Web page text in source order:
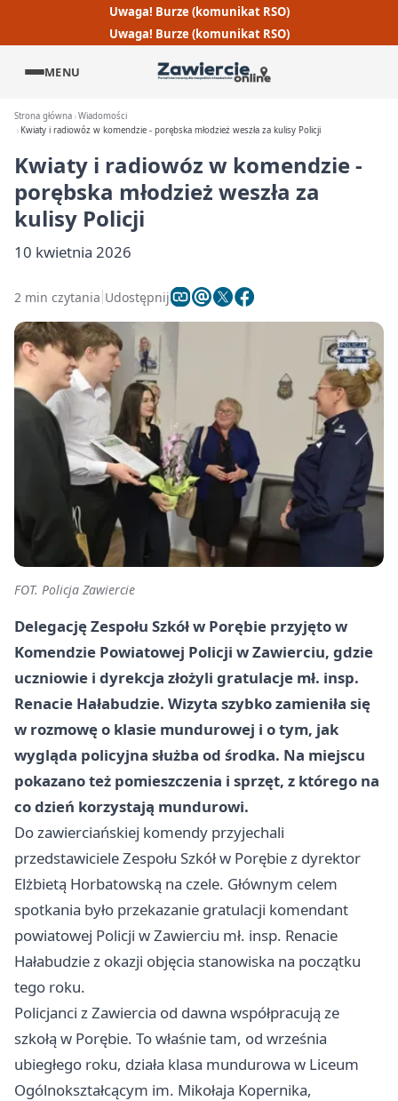
Uwaga! Burze (komunikat RSO)
Uwaga! Burze (komunikat RSO)
MENU
Strona główna Wiadomości
Kwiaty i radiowóz w komendzie - porębska młodzież weszła za kulisy Policji
Kwiaty i radiowóz w komendzie -
porębska młodzież weszła za
kulisy Policji
10 kwietnia 2026
2 min czytania Udostępnij
FOT. Policja Zawiercie
Delegację Zespołu Szkół w Porębie przyjęto w
Komendzie Powiatowej Policji w Zawierciu, gdzie
uczniowie i dyrekcja złożyli gratulacje mł. insp.
Renacie Hałabudzie. Wizyta szybko zamieniła się
w rozmowę o klasie mundurowej i o tym, jak
wygląda policyjna służba od środka. Na miejscu
pokazano też pomieszczenia i sprzęt, z którego na
co dzień korzystają mundurowi.
Do zawierciańskiej komendy przyjechali
przedstawiciele Zespołu Szkół w Porębie z dyrektor
Elżbietą Horbatowską na czele. Głównym celem
spotkania było przekazanie gratulacji komendant
powiatowej Policji w Zawierciu mł. insp. Renacie
Hałabudzie z okazji objęcia stanowiska na początku
tego roku.
Policjanci z Zawiercia od dawna współpracują ze
szkołą w Porębie. To właśnie tam, od września
ubiegłego roku, działa klasa mundurowa w Liceum
Ogólnokształcącym im. Mikołaja Kopernika,